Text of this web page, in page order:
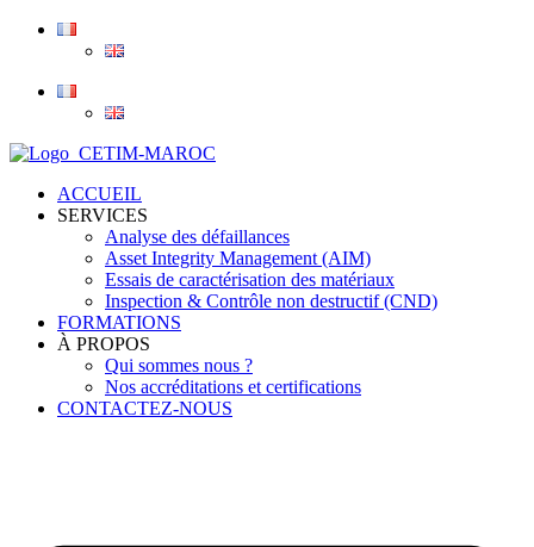
ACCUEIL
SERVICES
Analyse des défaillances
Asset Integrity Management (AIM)
Essais de caractérisation des matériaux
Inspection & Contrôle non destructif (CND)
FORMATIONS
À PROPOS
Qui sommes nous ?
Nos accréditations et certifications
CONTACTEZ-NOUS